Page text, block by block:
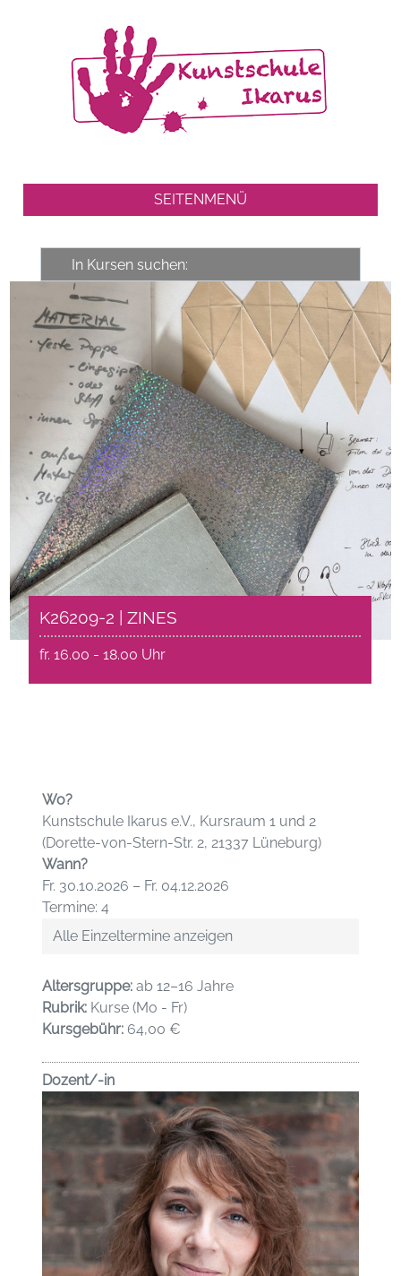
SEITENMENÜ
K26209-2 | ZINES
fr. 16.00 - 18.00 Uhr
Wo?
Kunstschule Ikarus e.V., Kursraum 1 und 2
(Dorette-von-Stern-Str. 2, 21337 Lüneburg)
Wann?
Fr. 30.10.2026 – Fr. 04.12.2026
Termine: 4
Alle Einzeltermine anzeigen
Altersgruppe: ab 12–16 Jahre
Rubrik: Kurse (Mo - Fr)
Kursgebühr: 64,00 €
Dozent/-in